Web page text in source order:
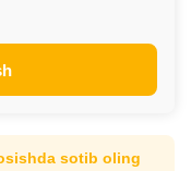
sotib oling